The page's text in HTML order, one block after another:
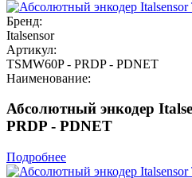
Бренд:
Italsensor
Артикул:
TSMW60P - PRDP - PDNET
Наименование:
Абсолютный энкодер
PRDP - PDNET
Подробнее